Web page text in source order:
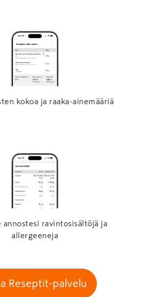
kokoa ja raaka-ainemääriä
annostesi ravintosisältöjä ja
allergeeneja
Reseptit-palvelu